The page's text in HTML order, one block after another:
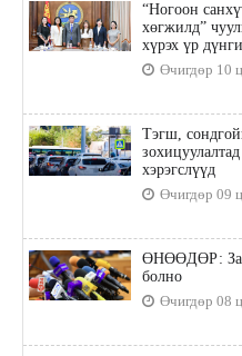
“Ногоон
хөгжилд”
хүрэх үр
Өчигдөр 10
Тэгш,
хэрэгслүүд
Өчигдөр 09
ӨНӨӨДӨР:
болно
Өчигдөр 08